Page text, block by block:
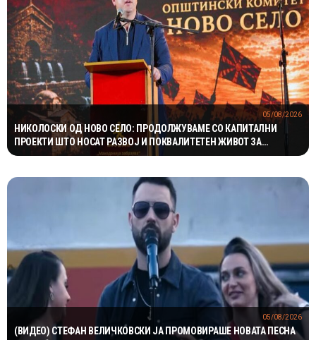
НИКОЛОСКИ ОД НОВО СЕЛО: ПРОДОЛЖУВАМЕ СО КАПИТАЛНИ
ПРОЕКТИ ШТО НОСАТ РАЗВОЈ И ПОКВАЛИТЕТЕН ЖИВОТ ЗА
ГРАЃАНИТЕ
05/08/2026
(ВИДЕО) СТЕФАН ВЕЛИЧКОВСКИ ЈА ПРОМОВИРАШЕ НОВАТА ПЕСНА
05/08/2026